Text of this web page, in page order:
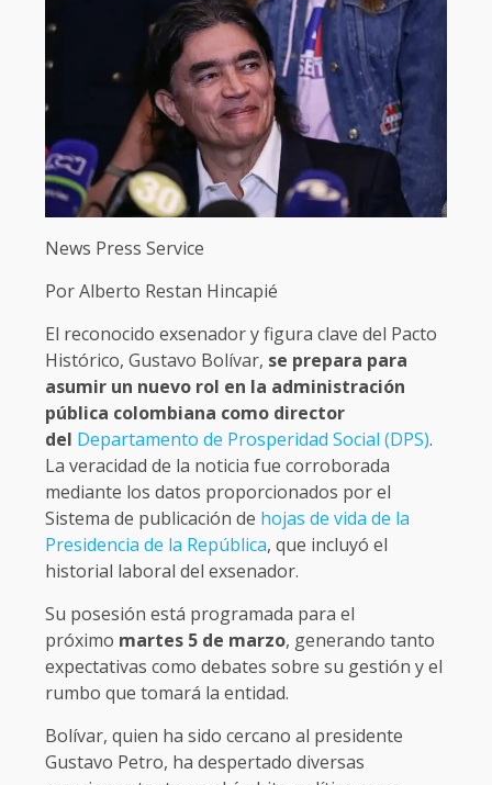
News Press Service
Por Alberto Restan Hincapié
El reconocido exsenador y figura clave del Pacto
Histórico, Gustavo Bolívar, se prepara para
asumir un nuevo rol en la administración
pública colombiana como director
del Departamento de Prosperidad Social (DPS).
La veracidad de la noticia fue corroborada
mediante los datos proporcionados por el
Sistema de publicación de hojas de vida de la
Presidencia de la República, que incluyó el
historial laboral del exsenador.
Su posesión está programada para el
próximo martes 5 de marzo, generando tanto
expectativas como debates sobre su gestión y el
rumbo que tomará la entidad.
Bolívar, quien ha sido cercano al presidente
Gustavo Petro, ha despertado diversas